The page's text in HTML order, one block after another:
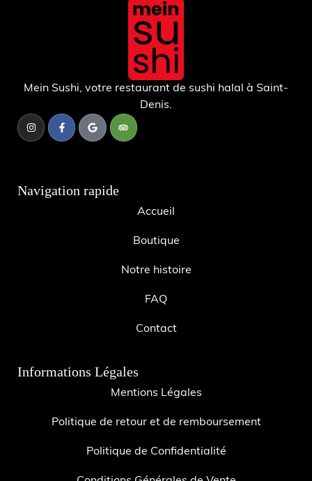
Mein Sushi, votre restaurant de sushi halal à Saint-
Denis.
Navigation rapide
Accueil
Boutique
Notre histoire
FAQ
Contact
Informations Légales
Mentions Légales
Politique de retour et de remboursement
Politique de Confidentialité